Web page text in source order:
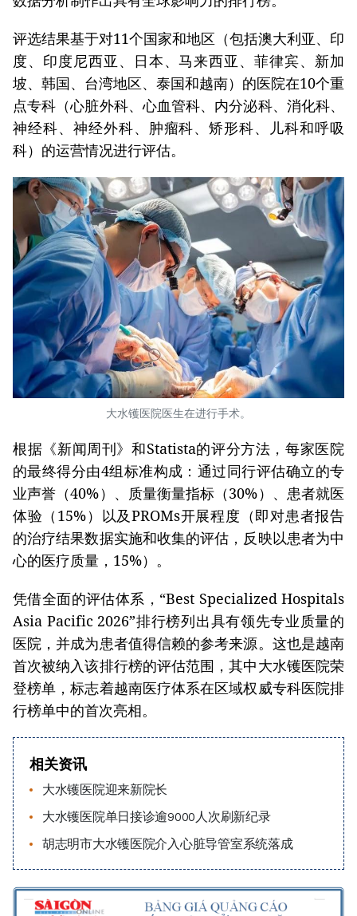
评选结果基于对11个国家和地区（包括澳大利亚、印
度、印度尼西亚、日本、马来西亚、菲律宾、新加
坡、韩国、台湾地区、泰国和越南）的医院在10个重
点专科（心脏外科、心血管科、内分泌科、消化科、
神经科、神经外科、肿瘤科、矫形科、儿科和呼吸
科）的运营情况进行评估。
大水镬医院医生在进行手术。
根据《新闻周刊》和Statista的评分方法，每家医院
的最终得分由4组标准构成：通过同行评估确立的专
业声誉（40%）、质量衡量指标（30%）、患者就医
体验（15%）以及PROMs开展程度（即对患者报告
的治疗结果数据实施和收集的评估，反映以患者为中
心的医疗质量，15%）。
凭借全面的评估体系，“Best Specialized Hospitals
Asia Pacific 2026”排行榜列出具有领先专业质量的
医院，并成为患者值得信赖的参考来源。这也是越南
首次被纳入该排行榜的评估范围，其中大水镬医院荣
登榜单，标志着越南医疗体系在区域权威专科医院排
行榜单中的首次亮相。
相关资讯
大水镬医院迎来新院长
大水镬医院单日接诊逾9000人次刷新纪录
胡志明市大水镬医院介入心脏导管室系统落成